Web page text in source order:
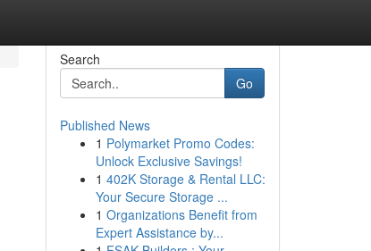
Search
Go
Published News
1 Polymarket Promo Codes:
Unlock Exclusive Savings!
1 402K Storage & Rental LLC:
Your Secure Storage ...
1 Organizations Benefit from
Expert Assistance by...